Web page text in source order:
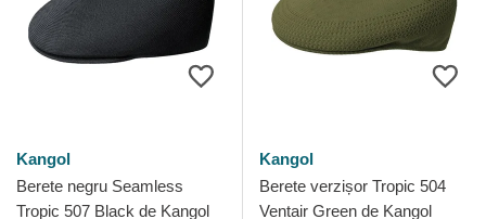
Kangol
Berete negru Seamless
Tropic 507 Black de Kangol
Kangol
Berete verzișor Tropic 504
Ventair Green de Kangol